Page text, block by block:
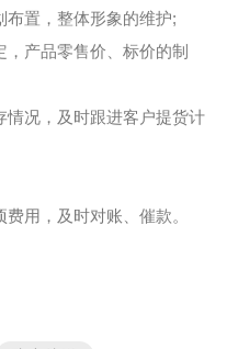
布置，整体形象的维护;
产品零售价、标价的制
情况，及时跟进客户提货计
用，及时对账、催款。